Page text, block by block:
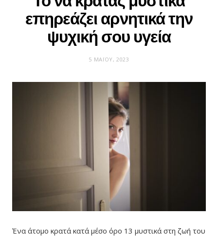
επηρεάζει αρνητικά την
ψυχική σου υγεία
5 ΜΑΪ́ΟΥ, 2023
Ένα άτομο κρατά κατά μέσο όρο 13 μυστικά στη ζωή του